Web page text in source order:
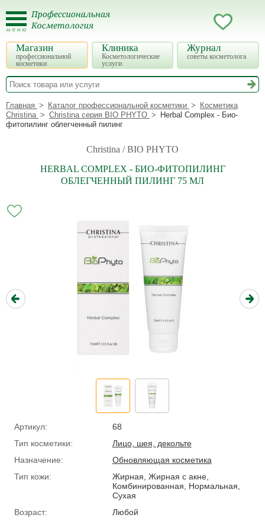
Магазин
профессиональной
косметики
Клиника
Косметологические
услуги
Журнал
советы косметолога
Главная Каталог профессиональной косметики
Косметика
Christina
Christina серия BIO PHYTO
Herbal Complex - Био-
фитопилинг облегченный пилинг
Christina / BIO PHYTO
HERBAL COMPLEX - БИО-ФИТОПИЛИНГ
ОБЛЕГЧЕННЫЙ ПИЛИНГ 75 МЛ
Артикул:
68
Тип косметики:
Лицо, шея, декольте
Назначение:
Обновляющая косметика
Тип кожи:
Жирная, Жирная с акне,
Комбинированная, Нормальная,
Сухая
Возраст:
Любой